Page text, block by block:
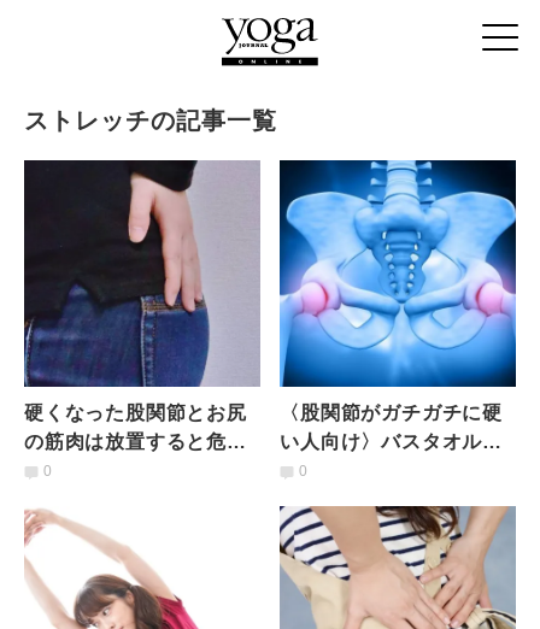
ストレッチの記事一覧
硬くなった股関節とお尻
の筋肉は放置すると危
険！脚の付け根と臀筋を
トレッチ
0
〈股関節がガチガチに硬
い人向け〉バスタオルで
負担を軽減！寝たままで
ッチ
0